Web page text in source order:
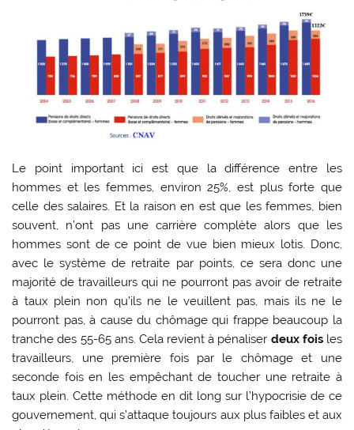
Le point important ici est que la différence entre les
hommes et les femmes, environ 25%, est plus forte que
celle des salaires. Et la raison en est que les femmes, bien
souvent, n’ont pas une carrière complète alors que les
hommes sont de ce point de vue bien mieux lotis. Donc,
avec le système de retraite par points, ce sera donc une
majorité de travailleurs qui ne pourront pas avoir de retraite
à taux plein non qu’ils ne le veuillent pas, mais ils ne le
pourront pas, à cause du chômage qui frappe beaucoup la
tranche des 55-65 ans. Cela revient à pénaliser deux foisles
travailleurs, une première fois par le chômage et une
seconde fois en les empêchant de toucher une retraite à
taux plein. Cette méthode en dit long sur l’hypocrisie de ce
gouvernement, qui s’attaque toujours aux plus faibles et aux